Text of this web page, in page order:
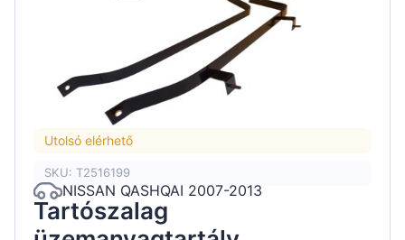
Utolsó elérhető
SKU: T2516199
NISSAN QASHQAI 2007-2013
Tartószalag